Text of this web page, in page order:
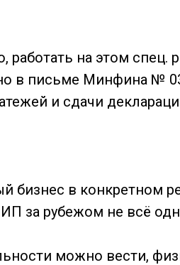
работать на этом
в письме Минфина №
и сдачи
бизнес в конкретном
за рубежом не всё
можно вести,